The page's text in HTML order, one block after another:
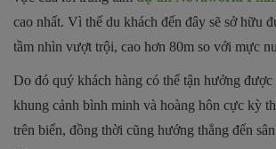
cao nhất. Vì thế du khách đến đây sẽ sở hữu
tầm nhìn vượt trội, cao hơn 80m so với mực
Do đó quý khách hàng có thể tận hưởng
khung cảnh bình minh và hoàng hôn cực kỳ
trên biển, đồng thời cũng hướng thẳng đến